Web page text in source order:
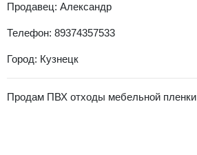
Продавец: Александр
Телефон: 89374357533
Город: Кузнецк
Продам ПВХ отходы мебельной пленки